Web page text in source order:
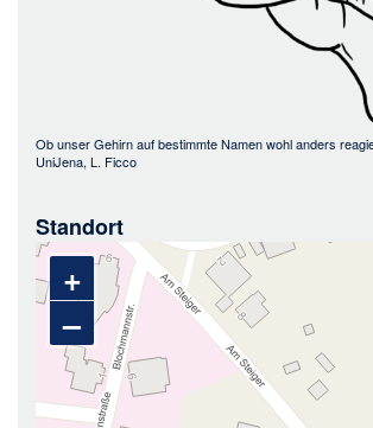
Ob unser Gehirn auf bestimmte Namen wohl anders
UniJena, L. Ficco
Standort
+
–